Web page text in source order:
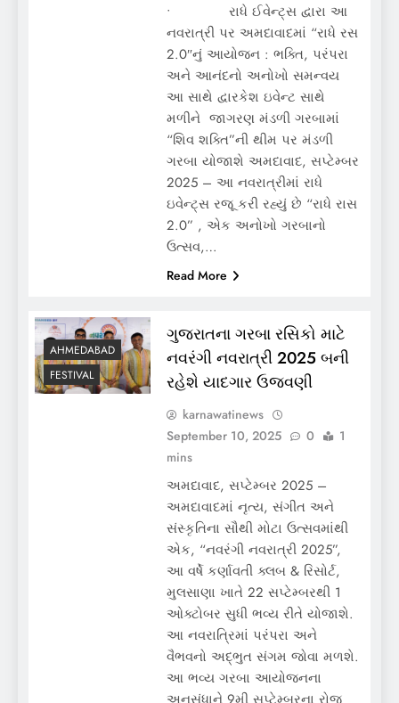
• રાધે ઈવેન્ટ્સ દ્વારા આ
નવરાત્રી પર અમદાવાદમાં “રાધે રસ
2.0″નું આયોજન : ભક્તિ, પરંપરા
અને આનંદનો અનોખો સમન્વય
આ સાથે દ્વારકેશ ઇવેન્ટ સાથે
મળીને જાગરણ મંડળી ગરબામાં
“શિવ શક્તિ”ની થીમ પર મંડળી
ગરબા યોજાશે અમદાવાદ, સપ્ટેમ્બર
2025 – આ નવરાત્રીમાં રાધે
ઇવેન્ટ્સ રજૂ કરી રહ્યું છે “રાધે રાસ
2.0” , એક અનોખો ગરબાનો
ઉત્સવ,…
Read More
AHMEDABAD
FESTIVAL
ગુજરાતના ગરબા રસિકો માટે
નવરંગી નવરાત્રી 2025 બની
રહેશે યાદગાર ઉજવણી
karnawatinews
September 10, 2025
0
1
mins
અમદાવાદ, સપ્ટેમ્બર 2025 –
અમદાવાદમાં નૃત્ય, સંગીત અને
સંસ્કૃતિના સૌથી મોટા ઉત્સવમાંથી
એક, “નવરંગી નવરાત્રી 2025”,
આ વર્ષે કર્ણાવતી ક્લબ & રિસોર્ટ,
મુલસાણા ખાતે 22 સપ્ટેમ્બરથી 1
ઓક્ટોબર સુધી ભવ્ય રીતે યોજાશે.
આ નવરાત્રિમાં પરંપરા અને
વૈભવનો અદ્ભુત સંગમ જોવા મળશે.
આ ભવ્ય ગરબા આયોજનના